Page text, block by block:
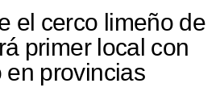
el cerco limeño de
primer local con
en provincias